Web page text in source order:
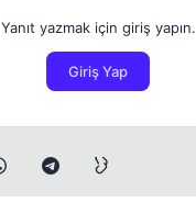
Yanıt yazmak için giriş yapın.
Giriş Yap